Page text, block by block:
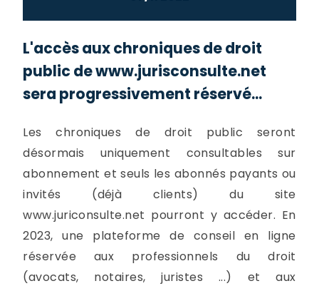
L'accès aux chroniques de droit
public de www.jurisconsulte.net
sera progressivement réservé...
Les chroniques de droit public seront
désormais uniquement consultables sur
abonnement et seuls les abonnés payants ou
invités (déjà clients) du site
www.juriconsulte.net pourront y accéder. En
2023, une plateforme de conseil en ligne
réservée aux professionnels du droit
(avocats, notaires, juristes ...) et aux